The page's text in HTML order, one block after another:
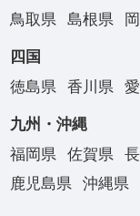
鳥取県
島根県
四国
徳島県
香川県
九州・沖縄
福岡県
佐賀県
鹿児島県
沖縄県